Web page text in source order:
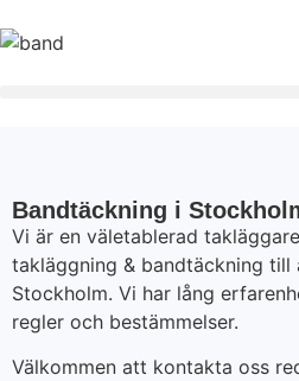
Bandtäckning i
Vi är en väletablerad
takläggning & bandtäckning till
Stockholm. Vi har lång
regler och bestämmelser.
Välkommen att kontakta oss